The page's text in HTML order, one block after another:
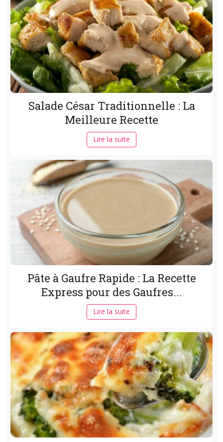
Salade César Traditionnelle : La
Meilleure Recette
Lire la suite
Pâte à Gaufre Rapide : La Recette
Express pour des Gaufres...
Lire la suite